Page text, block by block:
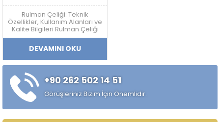
Rulman Çeliği: Teknik
Özellikler, Kullanım Alanları ve
Kalite Bilgileri Rulman Çeliği
Nedir? Rulman çeliği; yüksek
sertlik, aşınma dayanımı,
yorulma direnci ve boyutsal
kararlılık gerektiren
uygulamalarda kullanılan
yüksek karbonlu krom
alaşımlı özel çelik türüdür.
Özellikle rulman, bilya,
makaralı rulman elemanları,
DEVAMINI OKU
+90 262 502 14 51
Görüşleriniz Bizim İçin Önemlidir.